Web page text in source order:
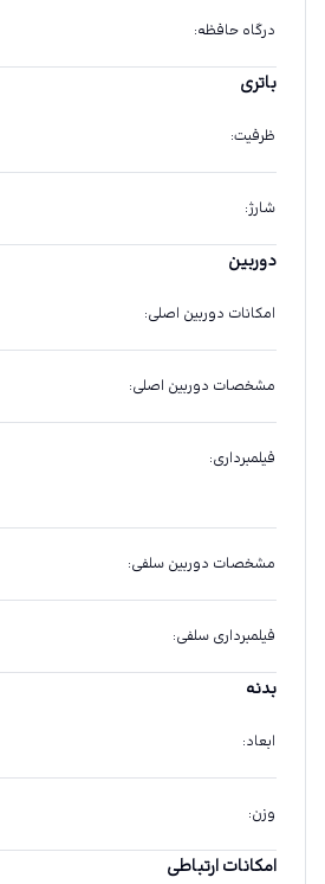
درگاه حافظه:
باتری
ظرفیت:
شارژ:
دوربین
امکانات دوربین اصلی:
مشخصات دوربین اصلی:
فیلمبرداری:
مشخصات دوربین سلفی:
فیلمبرداری سلفی:
بدنه
ابعاد:
وزن:
امکانات ارتباطی